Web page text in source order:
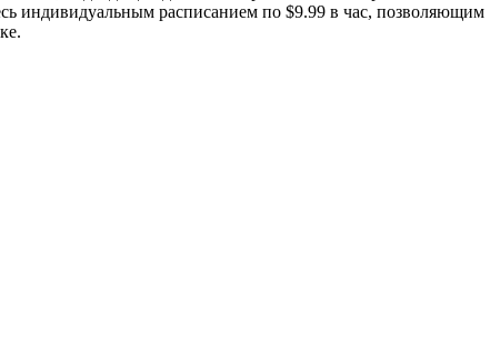
индивидуальным расписанием по $9.99 в час, позволяющим